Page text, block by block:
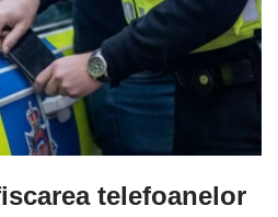
telefoanelor